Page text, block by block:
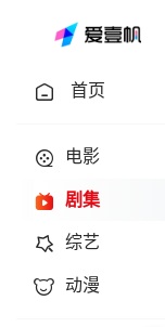
首页
电影
剧集
综艺
动漫